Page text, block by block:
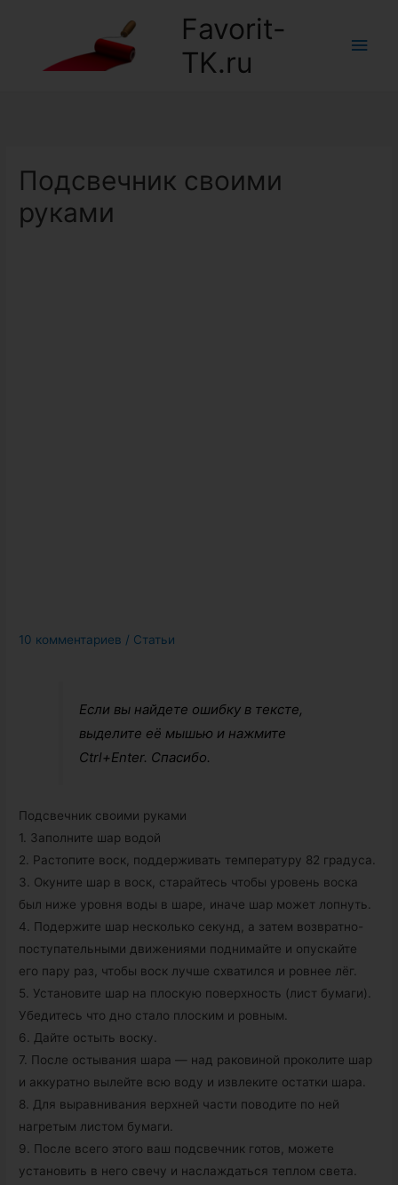
Favorit-
TK.ru
Подсвечник своими
руками
10 комментариев / Статьи
Если вы найдете ошибку в тексте,
выделите её мышью и нажмите
Ctrl+Enter. Спасибо.
Подсвечник своими руками
1. Заполните шар водой
2. Растопите воск, поддерживать температуру 82 градуса.
3. Окуните шар в воск, старайтесь чтобы уровень воска
был ниже уровня воды в шаре, иначе шар может лопнуть.
4. Подержите шар несколько секунд, а затем возвратно-
поступательными движениями поднимайте и опускайте
его пару раз, чтобы воск лучше схватился и ровнее лёг.
5. Установите шар на плоскую поверхность (лист бумаги).
Убедитесь что дно стало плоским и ровным.
6. Дайте остыть воску.
7. После остывания шара — над раковиной проколите шар
и аккуратно вылейте всю воду и извлеките остатки шара.
8. Для выравнивания верхней части поводите по ней
нагретым листом бумаги.
9. После всего этого ваш подсвечник готов, можете
установить в него свечу и наслаждаться теплом света.